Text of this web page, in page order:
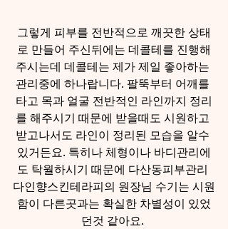
그렇게 피부를 전반적으로 깨끗한 상태
로 만들어 주신뒤에는 데콜테를 진행해
주시는데 데콜테는 제가 제일 좋아하는
관리중에 하나랍니다. 팔뚝부터 어깨를
타고 목과 얼굴 전반적인 라인까지 정리
를 해주시기 때문에 받을때도 시원하고
받고나서도 라인이 정리된 모습을 알수
있거든요. 특히나 체형이나 바디관리에
도 탁월하시기 때문에 다산동피부관리
다인향스킨테라피의 원장님 수기는 시원
함이 다른곳과는 확실한 차별성이 있었
던것 같아요.